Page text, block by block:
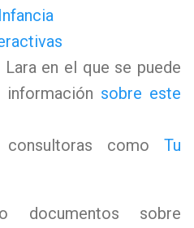
en el que se puede
información sobre este
como Tu
documentos sobre